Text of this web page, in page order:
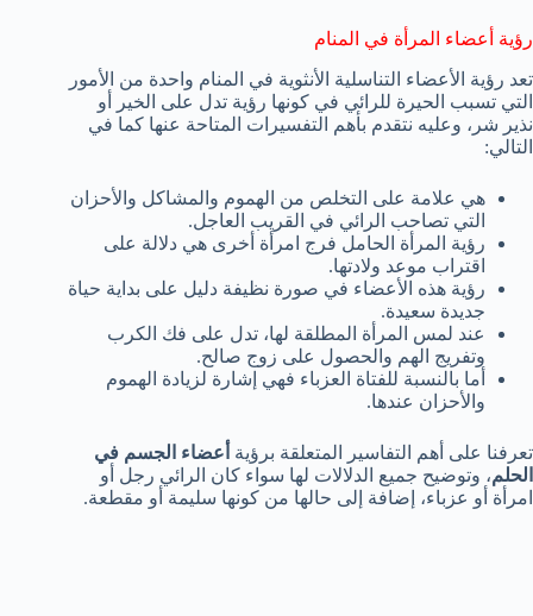
رؤية أعضاء المرأة في المنام
تعد رؤية الأعضاء التناسلية الأنثوية في المنام واحدة من الأمور
التي تسبب الحيرة للرائي في كونها رؤية تدل على الخير أو
نذير شر، وعليه نتقدم بأهم التفسيرات المتاحة عنها كما في
التالي:
هي علامة على التخلص من الهموم والمشاكل والأحزان
التي تصاحب الرائي في القريب العاجل.
رؤية المرأة الحامل فرج امرأة أخرى هي دلالة على
اقتراب موعد ولادتها.
رؤية هذه الأعضاء في صورة نظيفة دليل على بداية حياة
جديدة سعيدة.
عند لمس المرأة المطلقة لها، تدل على فك الكرب
وتفريج الهم والحصول على زوج صالح.
أما بالنسبة للفتاة العزباء فهي إشارة لزيادة الهموم
والأحزان عندها.
تعرفنا على أهم التفاسير المتعلقة برؤية أعضاء الجسم في
الحلم، وتوضيح جميع الدلالات لها سواء كان الرائي رجل أو
امرأة أو عزباء، إضافة إلى حالها من كونها سليمة أو مقطعة.